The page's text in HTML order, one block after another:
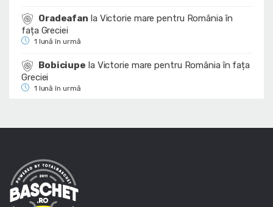
Oradeafan la Victorie mare pentru România în
fața Greciei
1 lună în urmă
Bobiciupe la Victorie mare pentru România în fața
Greciei
1 lună în urmă